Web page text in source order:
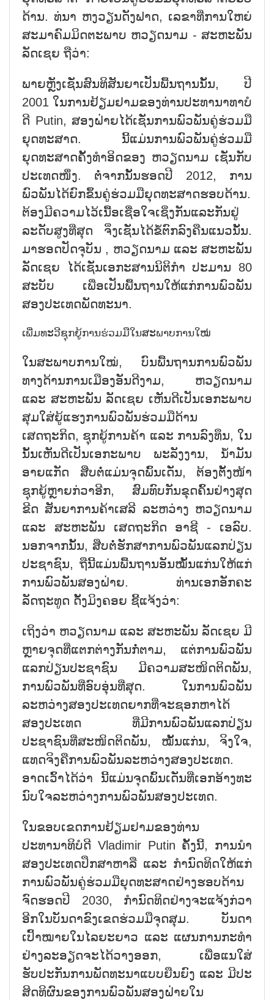
ດ້ານ. ທ່ນາ ຫງວຽນດັງຟາດ, ເລຂາທີ່ການໃຫຍ່
ສະມາຄົມມິດຕະພາບ ຫວຽດນາມ - ສະຫະພັນ
ລັດເຊຍ ຖືວ່າ:
ພາຍຫຼັງເຊັ່ນສົນທິສັນຍາເປັນພື້ນຖານນັ້ນ, ປີ
2001 ໃນການຢ້ຽມຢາມຂອງທ່ານປະທານາທາບໍ
ດີ Putin, ສອງຝ່າຍໄດ້ເຊັ່ນການພົວພັນຄູ່ຮ່ວມມື
ຍຸດທະສາດ. ນີ້ແມ່ນການພົວພັນຄູ່ຮ່ວມມື
ຍຸດທະສາດຄັ້ງທຳອິດຂອງ ຫວຽດນາມ ເຊັ່ນກັບ
ປະເທດໜຶ່ງ. ຕໍ່ຈາກນັ້ນຮອດປີ 2012, ການ
ພົວພັນໄດ້ຍົກຂຶ້ນຄູ່ຮ່ວມມືຍຸດທະສາດຮອບດ້ານ.
ຕ້ອງມີຄວາມໄວ້ເນື້ອເຊື່ອໃຈເຊິ່ງກັນແລະກັນຢູ່
ລະດັບສູງທີ່ສຸດ ຈິ່ງເຊັ່ນໄດ້ຂໍ້ຕົກລົງຄືນແນວນັ້ນ.
ມາຮອດປັດຈຸບັນ , ຫວຽດນາມ ແລະ ສະຫະພັນ
ລັດເຊຍ ໄດ້ເຊັ່ນເອກະສານນິຕິກຳ ປະມານ 80
ສະບັບ ເພື່ອເປັນພື້ນຖານໃຫ້ແກ່ການພົວພັນ
ສອງປະເທດພັດທະນາ.
ເພີ່ມທະວີຊຸກຍູ້ການຮ່ວມມືໃນສະພາບການໃໝ່
ໃນສະພາບການໃໝ່, ບົນພື້ນຖານການພົວພັນ
ທາງດ້ານການເມືອງອັນດີງາມ, ຫວຽດນາມ
ແລະ ສະຫະພັນ ລັດເຊຍ ເຫັນດີເປັນເອກະພາບ
ສຸມໃສ່ຍູ້ແຮງການພົວພັນຮ່ວມມືດ້ານ
ເສດຖະກິດ, ຊຸກຍູ້ການຄ້າ ແລະ ການລົງທຶນ, ໃນ
ນັ້ນເຫັນດີເປັນເອກະພາບ ພະລັງງານ, ນ້ຳມັນ
ອາຍແກັດ ສືບຕໍ່ແມ່ນຈຸດພົ້ນເດັ່ນ, ຕ້ອງຕັ້ງໜ້າ
ຊຸກຍູ້ຫຼາຍກ່ວາອີກ, ສົມທົບກັນຂຸດຄົ້ນຢ່າງສຸດ
ຂີດ ສັນຍາການຄ້າເສລີ ລະຫວ່າງ ຫວຽດນາມ
ແລະ ສະຫະພັນ ເສດຖະກິດ ອາຊີ - ເອລົບ.
ນອກຈາກນັ້ນ, ສືບຕໍ່ຮັກສາການພົວພັນແລກປ່ຽນ
ປະຊາຊົນ, ຖືນີ້ແມ່ນພື້ນຖານອັນໝັ້ນແກ່ນໃຫ້ແກ່
ການພົວພັນສອງຝ່າຍ. ທ່ານເອກອັກຄະ
ລັດຖະທູດ ດັ້ງມິງຄອຍ ຊີ້ແຈ້ງວ່າ:
ເຖິງວ່າ ຫວຽດນາມ ແລະ ສະຫະພັນ ລັດເຊຍ ມີ
ຫຼາຍຈຸດທີ່ແຕກຕ່າງກັນກໍ່ຕາມ, ແຕ່ການພົວພັນ
ແລກປ່ຽນປະຊາຊົນ ມີຄວາມສະໜິດຕິດພັນ,
ການພົວພັນທີ່ອົບອຸ່ນທີ່ສຸດ. ໃນການພົວພັນ
ລະຫວ່າງສອງປະເທດຍາກທີ່ຈະຊອກຫາໄດ້
ສອງປະເທດ ທີ່ມີການພົວພັນແລກປ່ຽນ
ປະຊາຊົນທີ່ສະໜິດຕິດພັນ, ໝັ້ນແກ່ນ, ຈິງໃຈ,
ແທດຈິງຄືການພົວພັນລະຫວ່າງສອງປະເທດ.
ອາດເວົ້າໄດ້ວ່າ ນີ້ແມ່ນຈຸດພົ້ນເດັ່ນທີ່ເອກອ້າງທະ
ນົບໃຈລະຫວ່າງການພົວພັນສອງປະເທດ.
ໃນຂອບເຂດການຢ້ຽມຢາມຂອງທ່ານ
ປະທານາທິບໍດີ Vladimir Putin ຄັ້ງນີ້, ການນຳ
ສອງປະເທດປຶກສາຫາລື ແລະ ກຳນົດທິດໃຫ້ແກ່
ການພົວພັນຄູ່ຮ່ວມມືຍຸດທະສາດຢ່າງຮອບດ້ານ
ຈົດຮອດປີ 2030, ກຳນົດທິດຢ່າງຈະແຈ້ງກ່ວາ
ອີກໃນບັນດາຂົງເຂດຮ່ວມມືຈຸດສຸມ. ບັນດາ
ເປົ້າໝາຍໃນໄລຍະຍາວ ແລະ ແຜນການກະທຳ
ຢ່າງລະອຽດຈະໄດ້ວາງອອກ, ເພື່ອແນໃສ່
ຮັບປະກັນການພັດທະນາແບບຍືນຍົງ ແລະ ມີປະ
ສິດທິຜົນຂອງການພົວພັນສອງຝ່າຍໃນ